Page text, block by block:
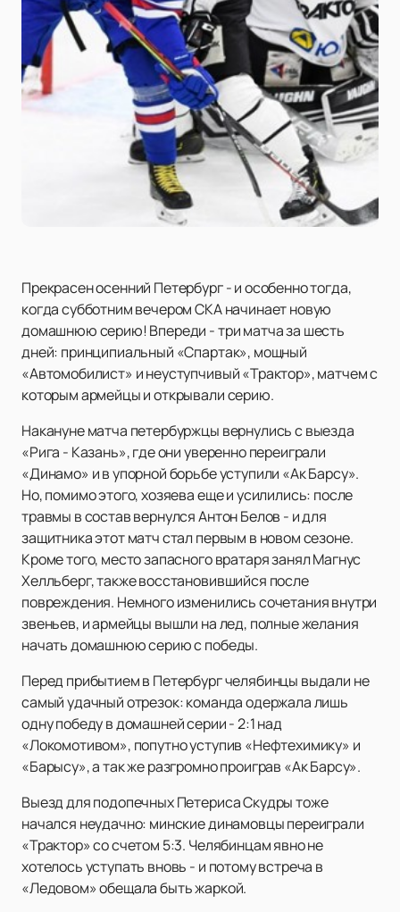
Прекрасен осенний Петербург - и особенно тогда,
когда субботним вечером СКА начинает новую
домашнюю серию! Впереди - три матча за шесть
дней: принципиальный «Спартак», мощный
«Автомобилист» и неуступчивый «Трактор», матчем с
которым армейцы и открывали серию.
Накануне матча петербуржцы вернулись с выезда
«Рига - Казань», где они уверенно переиграли
«Динамо» и в упорной борьбе уступили «Ак Барсу».
Но, помимо этого, хозяева еще и усилились: после
травмы в состав вернулся Антон Белов - и для
защитника этот матч стал первым в новом сезоне.
Кроме того, место запасного вратаря занял Магнус
Хелльберг, также восстановившийся после
повреждения. Немного изменились сочетания внутри
звеньев, и армейцы вышли на лед, полные желания
начать домашнюю серию с победы.
Перед прибытием в Петербург челябинцы выдали не
самый удачный отрезок: команда одержала лишь
одну победу в домашней серии - 2:1 над
«Локомотивом», попутно уступив «Нефтехимику» и
«Барысу», а так же разгромно проиграв «Ак Барсу».
Выезд для подопечных Петериса Скудры тоже
начался неудачно: минские динамовцы переиграли
«Трактор» со счетом 5:3. Челябинцам явно не
хотелось уступать вновь - и потому встреча в
«Ледовом» обещала быть жаркой.